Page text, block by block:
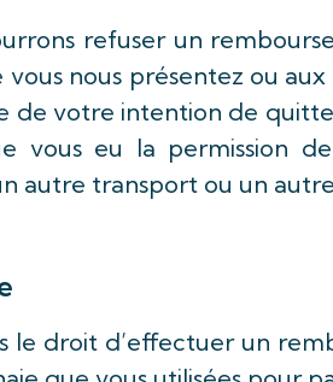
refuser un
vous nous présentez ou
de votre intention de
vous eu la permission
autre transport ou un
le droit d’effectuer un